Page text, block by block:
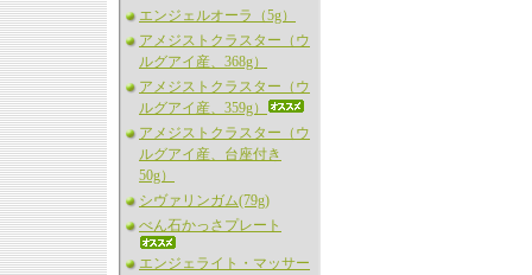
エンジェルオーラ（5g）
アメジストクラスター（ウ
ルグアイ産、368g）
アメジストクラスター（ウ
ルグアイ産、359g）
アメジストクラスター（ウ
ルグアイ産、台座付き
50g）
シヴァリンガム(79g)
べん石かっさプレート
エンジェライト・マッサー